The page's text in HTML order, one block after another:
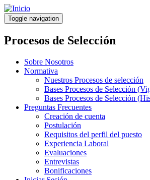
Pasar
al
contenido
principal
Toggle navigation
Procesos de Selección
Sobre Nosotros
Normativa
Nuestros Procesos de selección
Bases Procesos de Selección
Bases Procesos de Selección
Preguntas Frecuentes
Creación de cuenta
Postulación
Requisitos del perfil del puesto
Experiencia Laboral
Evaluaciones
Entrevistas
Bonificaciones